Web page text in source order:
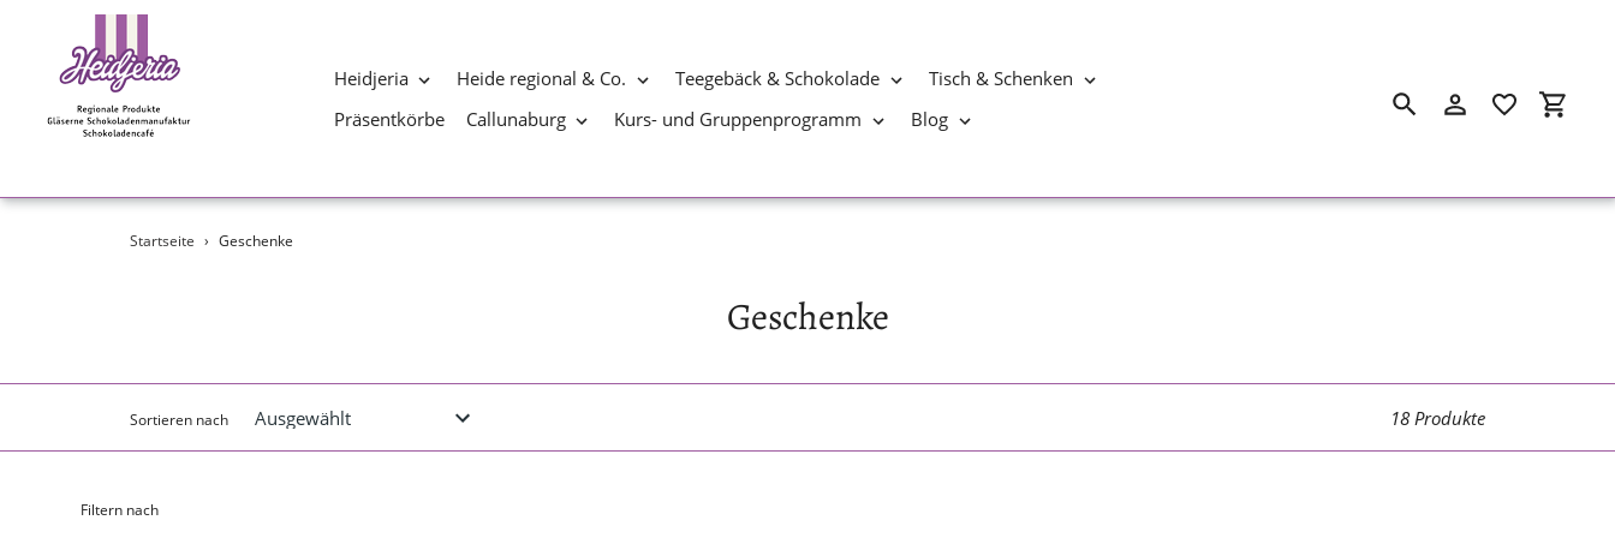
Heidjeria Heide regional & Co. Teegebäck & Schokolade
Tisch & Schenken
Präsentkörbe
Callunaburg Kurs- und Gruppenprogramm Blog SuchenEinloggen
Startseite › Geschenke
S
m
Geschenke
Sortieren nach 18 Produkte
Filtern nach